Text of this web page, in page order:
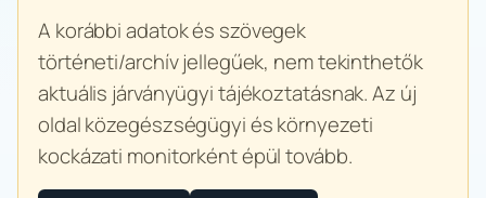
A korábbi adatok és szövegek
történeti/archív jellegűek, nem tekinthetők
aktuális járványügyi tájékoztatásnak. Az új
oldal közegészségügyi és környezeti
kockázati monitorként épül tovább.